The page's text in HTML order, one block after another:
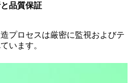
品質保証
プロセスは厳密に監視およびテ
います。